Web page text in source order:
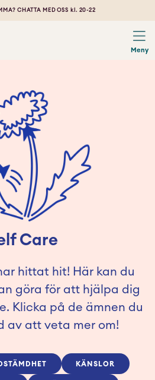
CHATTA MED OSS kl. 20-22
Meny
Care
hittat hit! Här kan du
göra för att hjälpa dig
Klicka på de ämnen du
av att veta mer om!
KÄNSLOR